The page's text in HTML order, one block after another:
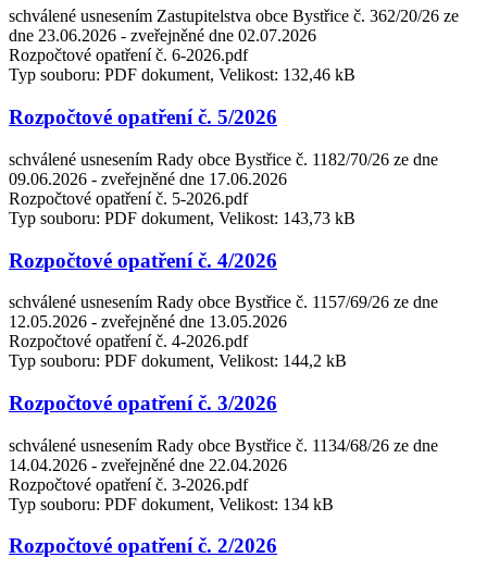
schválené usnesením Zastupitelstva obce Bystřice č. 362/20/26 ze
dne 23.06.2026 - zveřejněné dne 02.07.2026
Rozpočtové opatření č. 6-2026.pdf
Typ souboru: PDF dokument, Velikost: 132,46 kB
Rozpočtové opatření č. 5/2026
schválené usnesením Rady obce Bystřice č. 1182/70/26 ze dne
09.06.2026 - zveřejněné dne 17.06.2026
Rozpočtové opatření č. 5-2026.pdf
Typ souboru: PDF dokument, Velikost: 143,73 kB
Rozpočtové opatření č. 4/2026
schválené usnesením Rady obce Bystřice č. 1157/69/26 ze dne
12.05.2026 - zveřejněné dne 13.05.2026
Rozpočtové opatření č. 4-2026.pdf
Typ souboru: PDF dokument, Velikost: 144,2 kB
Rozpočtové opatření č. 3/2026
schválené usnesením Rady obce Bystřice č. 1134/68/26 ze dne
14.04.2026 - zveřejněné dne 22.04.2026
Rozpočtové opatření č. 3-2026.pdf
Typ souboru: PDF dokument, Velikost: 134 kB
Rozpočtové opatření č. 2/2026